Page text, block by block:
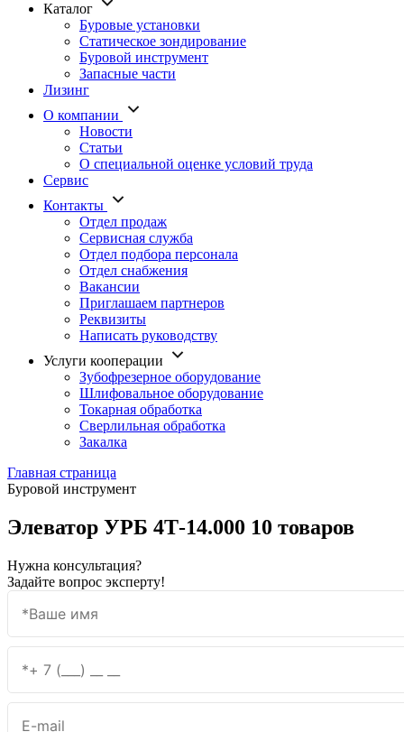
Каталог
Буровые установки
Статическое зондирование
Буровой инструмент
Запасные части
Лизинг
О компании
Новости
Статьи
О специальной оценке условий труда
Сервис
Контакты
Отдел продаж
Сервисная служба
Отдел подбора персонала
Отдел снабжения
Вакансии
Приглашаем партнеров
Реквизиты
Написать руководству
Услуги кооперации
Зубофрезерное оборудование
Шлифовальное оборудование
Токарная обработка
Cверлильная обработка
Закалка
Главная страница
Буровой инструмент
Элеватор УРБ 4Т-14.000 10 товаров
Нужна консультация?
Задайте вопрос эксперту!